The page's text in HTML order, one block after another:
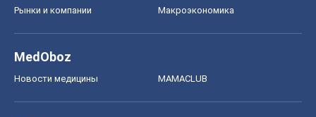
Рынки и компании Mакроэкономика
MedOboz
Новости медицины MAMACLUB